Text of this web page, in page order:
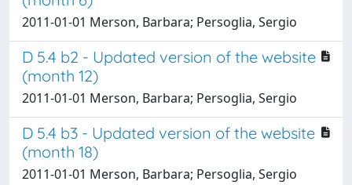
2011-01-01 Merson, Barbara; Persoglia, Sergio
D 5.4 b2 - Updated version of the website
(month 12)
2011-01-01 Merson, Barbara; Persoglia, Sergio
D 5.4 b3 - Updated version of the website
(month 18)
2011-01-01 Merson, Barbara; Persoglia, Sergio